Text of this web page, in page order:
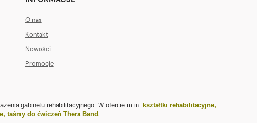
O nas
Kontakt
Nowości
Promocje
gabinetu rehabilitacyjnego. W ofercie m.in. kształtki rehabilitacyjne,
, taśmy do ćwiczeń Thera Band.